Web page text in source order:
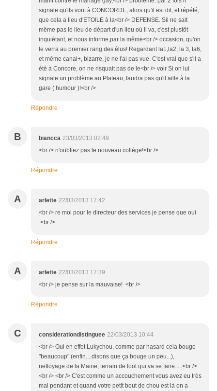
signale qu'ils vont à CONCORDE, alors qu'il est dit, et répété,
que cela a lieu d'ETOILE à la<br /> DEFENSE. Sil ne sait
même pas le lieu de départ d'un lieu où il va, c'est plustôt
inquiétant, et nous informe,par la même<br /> occasion, qu'on
le verra au premier rang des èlus! Regardant la1,la2, la 3, la6,
et même canal+, bizarre, je ne l'ai pas vue. C'est vrai que s'il a
été à Concore, on ne risquait pas de le<br /> voir Si on lui
signale un problème au Plateau, faudra pas qu'il aille à la
gare ( humour )!<br />
Répondre
B biancca 23/03/2013 02:49
<br /> n'oubliez pas le nouveau collège!<br />
Répondre
A arlette 22/03/2013 17:42
<br /> re moi pour le directeur des services je pense que oui
<br />
Répondre
A arlette 22/03/2013 17:39
<br /> je pense sur la mauvaise! <br />
Répondre
C considerationdistinguee 22/03/2013 10:44
<br /> Oui en effet Lukychou, comme par hasard cela bouge
"beaucoup" (enfin....disons que ça bouge un peu...),
nettoyage de la Mairie, terrain de foot qui va se faire.....<br />
<br /> <br /> C'est comme un accouchement vous avez eu très
mal pendant et quand votre petit bout de chou est là on a